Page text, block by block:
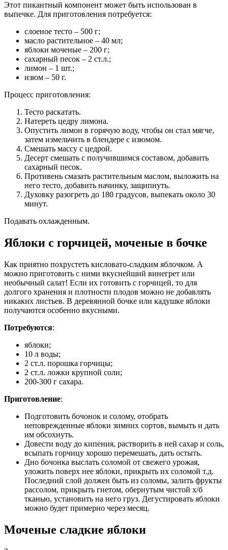
Этот пикантный компонент может быть использован в
выпечке. Для приготовления потребуется:
слоеное тесто – 500 г;
масло растительное – 40 мл;
яблоки моченые – 200 г;
сахарный песок – 2 ст.л.;
лимон – 1 шт.;
изюм – 50 г.
Процесс приготовления:
Тесто раскатать.
Натереть цедру лимона.
Опустить лимон в горячую воду, чтобы он стал мягче,
затем измельчить в блендере с изюмом.
Смешать массу с цедрой.
Десерт смешать с получившимся составом, добавить
сахарный песок.
Противень смазать растительным маслом, выложить на
него тесто, добавить начинку, защипнуть.
Духовку разогреть до 180 градусов, выпекать около 30
минут.
Подавать охлажденным.
Яблоки с горчицей, моченые в бочке
Как приятно похрустеть кисловато-сладким яблочком. А
можно приготовить с ними вкуснейший винегрет или
необычный салат! Если их готовить с горчицей, то для
долгого хранения и плотности плодов можно не добавлять
никаких листьев. В деревянной бочке или кадушке яблоки
получаются особенно вкусными.
Потребуются:
яблоки;
10 л воды;
2 ст.л. порошка горчицы;
2 ст.л. ложки крупной соли;
200-300 г сахара.
Приготовление:
Подготовить бочонок и солому, отобрать
неповрежденные яблоки зимних сортов, вымыть и дать
им обсохнуть.
Довести воду до кипения, растворить в ней сахар и соль,
всыпать горчицу хорошо перемешать, дать остыть.
Дно бочонка выслать соломой от свежего урожая,
уложить поверх нее яблоки, прикрыть их соломой т.д.
Последний слой должен быть из соломы, залить фрукты
рассолом, прикрыть гнетом, обернутым чистой х/б
тканью, установить на него груз. Дегустировать яблоки
можно будет примерно через месяц.
Моченые сладкие яблоки